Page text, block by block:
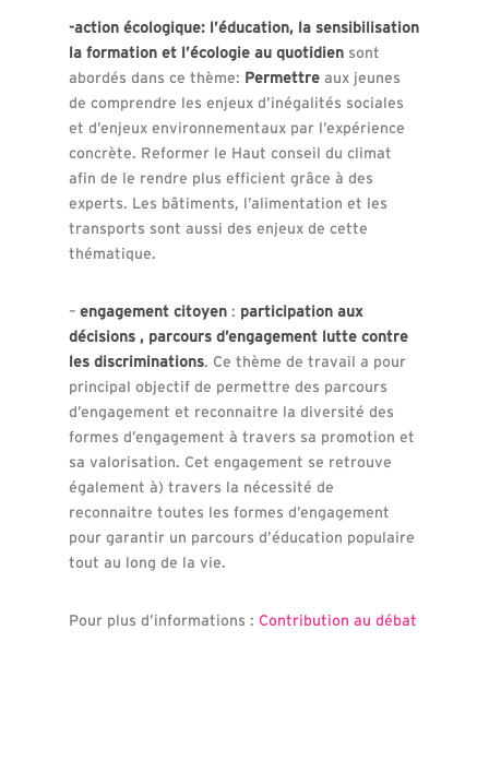
-action écologique: l’éducation, la sensibilisation
la formation et l’écologie au quotidiensont
abordés dans ce thème: Permettreaux jeunes
de comprendre les enjeux d’inégalités sociales
et d’enjeux environnementaux par l’expérience
concrète. Reformer le Haut conseil du climat
afin de le rendre plus efficient grâce à des
experts. Les bâtiments, l’alimentation et les
transports sont aussi des enjeux de cette
thématique.
– engagement citoyen: participation aux
décisions , parcours d’engagement lutte contre
les discriminations. Ce thème de travail a pour
principal objectif de permettre des parcours
d’engagement et reconnaitre la diversité des
formes d’engagement à travers sa promotion et
sa valorisation. Cet engagement se retrouve
également à) travers la nécessité de
reconnaitre toutes les formes d’engagement
pour garantir un parcours d’éducation populaire
tout au long de la vie.
Pour plus d’informations : Contribution au débat